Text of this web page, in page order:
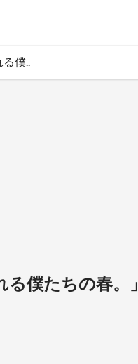
僕..
僕たちの春。」